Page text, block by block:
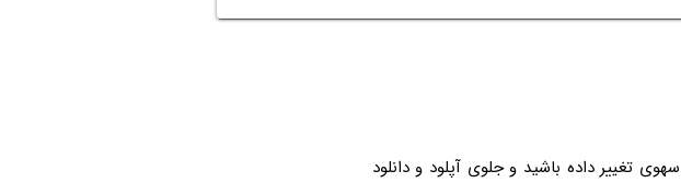
تغییر داده باشید و جلوی آپلود و دانلود